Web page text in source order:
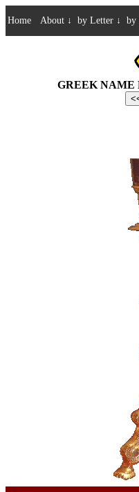
Home About ↓ by Letter ↓ by
GREEK NAME